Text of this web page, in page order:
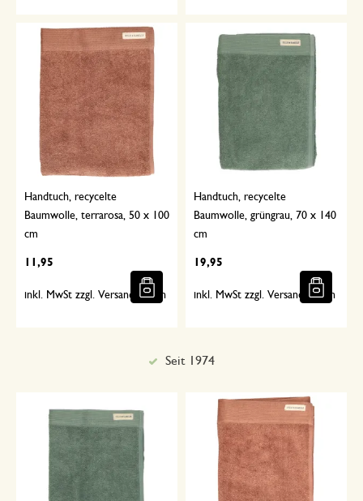
Handtuch, recycelte
Baumwolle, terrarosa, 50 x 100
cm
11,95
inkl. MwSt zzgl. Versandkosten
Handtuch, recycelte
Baumwolle, grüngrau, 70 x 140
cm
19,95
inkl. MwSt zzgl. Versandkosten
Seit 1974